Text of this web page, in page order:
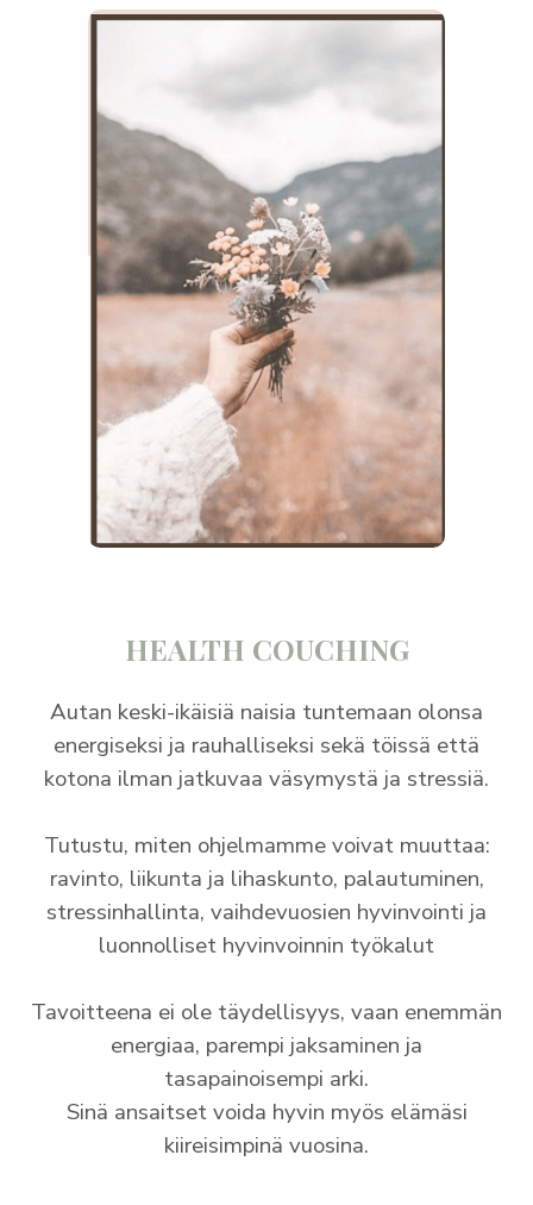
HEALTH COUCHING
Autan keski-ikäisiä naisia tuntemaan olonsa
energiseksi ja rauhalliseksi sekä töissä että
kotona ilman jatkuvaa väsymystä ja stressiä.
Tutustu, miten ohjelmamme voivat muuttaa:
ravinto, liikunta ja lihaskunto, palautuminen,
stressinhallinta, vaihdevuosien hyvinvointi ja
luonnolliset hyvinvoinnin työkalut
Tavoitteena ei ole täydellisyys, vaan enemmän
energiaa, parempi jaksaminen ja
tasapainoisempi arki.
Sinä ansaitset voida hyvin myös elämäsi
kiireisimpinä vuosina.